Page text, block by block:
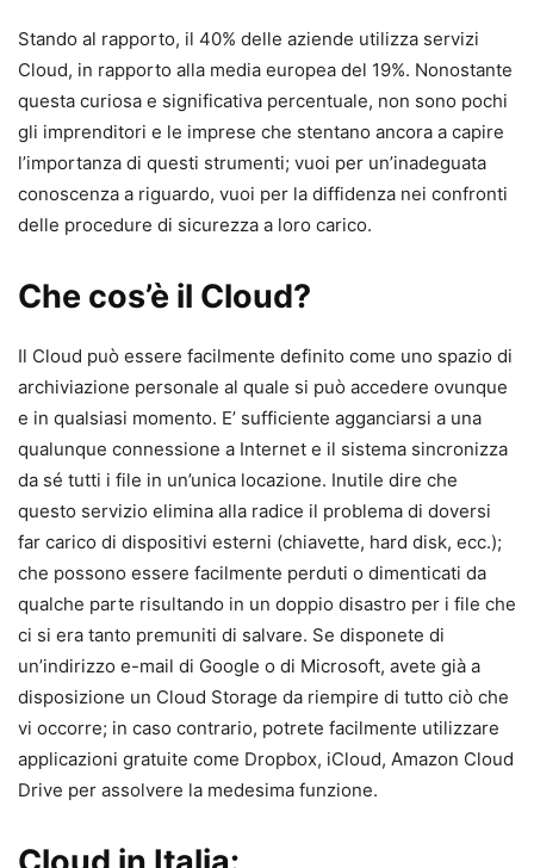
Stando al rapporto, il 40% delle aziende utilizza servizi
Cloud, in rapporto alla media europea del 19%. Nonostante
questa curiosa e significativa percentuale, non sono pochi
gli imprenditori e le imprese che stentano ancora a capire
l’importanza di questi strumenti; vuoi per un’inadeguata
conoscenza a riguardo, vuoi per la diffidenza nei confronti
delle procedure di sicurezza a loro carico.
Che cos’è il Cloud?
Il Cloud può essere facilmente definito come uno spazio di
archiviazione personale al quale si può accedere ovunque
e in qualsiasi momento. E’ sufficiente agganciarsi a una
qualunque connessione a Internet e il sistema sincronizza
da sé tutti i file in un’unica locazione. Inutile dire che
questo servizio elimina alla radice il problema di doversi
far carico di dispositivi esterni (chiavette, hard disk, ecc.);
che possono essere facilmente perduti o dimenticati da
qualche parte risultando in un doppio disastro per i file che
ci si era tanto premuniti di salvare. Se disponete di
un’indirizzo e-mail di Google o di Microsoft, avete già a
disposizione un Cloud Storage da riempire di tutto ciò che
vi occorre; in caso contrario, potrete facilmente utilizzare
applicazioni gratuite come Dropbox, iCloud, Amazon Cloud
Drive per assolvere la medesima funzione.